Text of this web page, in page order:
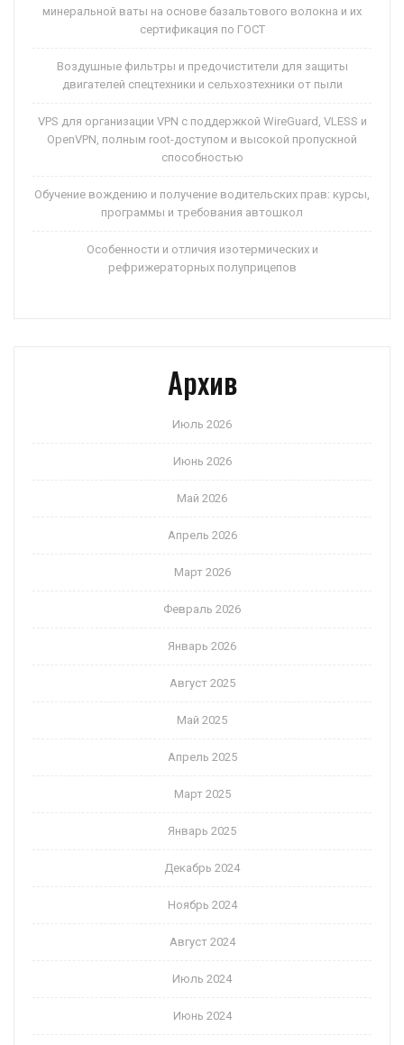
минеральной ваты на основе базальтового волокна и их
сертификация по ГОСТ
Воздушные фильтры и предочистители для защиты
двигателей спецтехники и сельхозтехники от пыли
VPS для организации VPN с поддержкой WireGuard, VLESS и
OpenVPN, полным root-доступом и высокой пропускной
способностью
Обучение вождению и получение водительских прав: курсы,
программы и требования автошкол
Особенности и отличия изотермических и
рефрижераторных полуприцепов
Архив
Июль 2026
Июнь 2026
Май 2026
Апрель 2026
Март 2026
Февраль 2026
Январь 2026
Август 2025
Май 2025
Апрель 2025
Март 2025
Январь 2025
Декабрь 2024
Ноябрь 2024
Август 2024
Июль 2024
Июнь 2024